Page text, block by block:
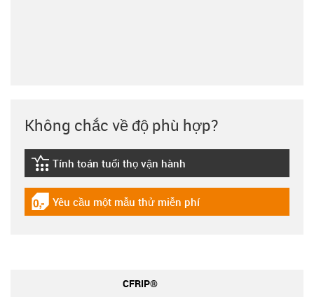
Không chắc về độ phù hợp?
igus-icon-lebensdauerrechner
Tính toán tuổi thọ vận hành
igus-icon-gratismuster
Yêu cầu một mẫu thử miễn phí
CFRIP®